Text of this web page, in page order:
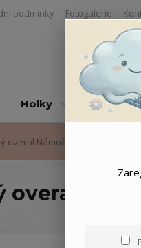
podmínky Fotogalerie
Holky Vše
overal Námořník
overal